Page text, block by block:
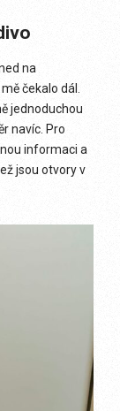
na
čekalo dál.
jednoduchou
navíc. Pro
informaci a
jsou otvory v